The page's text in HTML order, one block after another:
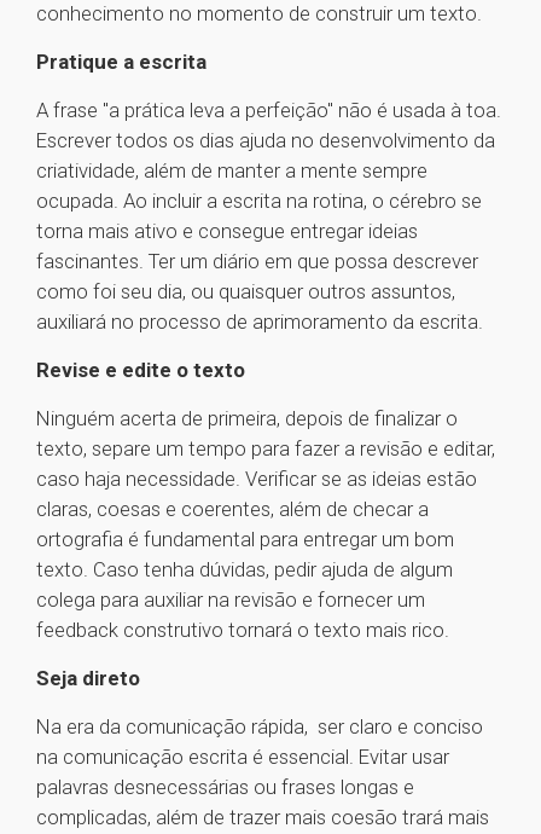
conhecimento no momento de construir um texto.
Pratique a escrita
A frase "a prática leva a perfeição" não é usada à toa.
Escrever todos os dias ajuda no desenvolvimento da
criatividade, além de manter a mente sempre
ocupada. Ao incluir a escrita na rotina, o cérebro se
torna mais ativo e consegue entregar ideias
fascinantes. Ter um diário em que possa descrever
como foi seu dia, ou quaisquer outros assuntos,
auxiliará no processo de aprimoramento da escrita.
Revise e edite o texto
Ninguém acerta de primeira, depois de finalizar o
texto, separe um tempo para fazer a revisão e editar,
caso haja necessidade. Verificar se as ideias estão
claras, coesas e coerentes, além de checar a
ortografia é fundamental para entregar um bom
texto. Caso tenha dúvidas, pedir ajuda de algum
colega para auxiliar na revisão e fornecer um
feedback construtivo tornará o texto mais rico.
Seja direto
Na era da comunicação rápida, ser claro e conciso
na comunicação escrita é essencial. Evitar usar
palavras desnecessárias ou frases longas e
complicadas, além de trazer mais coesão trará mais